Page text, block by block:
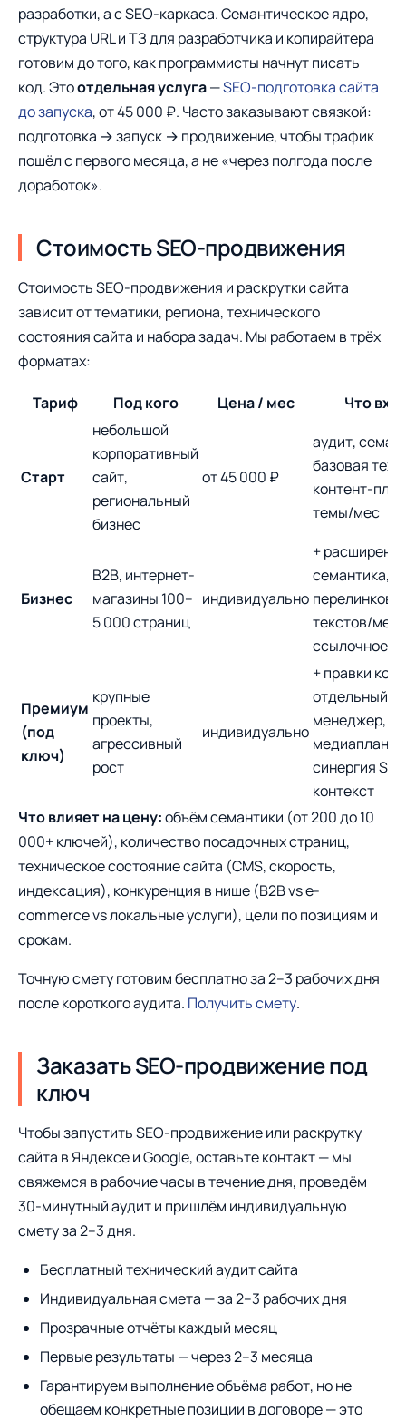
разработки, а с SEO-каркаса. Семантическое ядро,
структура URL и ТЗ для разработчика и копирайтера
готовим до того, как программисты начнут писать
код. Этоотдельная услуга—SEO-подготовка сайта
до запуска, от 45 000 ₽. Часто заказывают связкой:
подготовка → запуск → продвижение, чтобы трафик
пошёл с первого месяца, а не «через полгода после
доработок».
Стоимость SEO-продвижения
Стоимость SEO-продвижения и раскрутки сайта
зависит от тематики, региона, технического
состояния сайта и набора задач. Мы работаем в трёх
форматах:
Тариф Под кого Цена / мес Что
Старт
небольшой
корпоративный
сайт,
региональный
бизнес
от 45 000 ₽
аудит,
базовая
контент-
темы/мес
Бизнес
B2B, интернет-
магазины 100–
5 000 страниц
индивидуально
+
семантика,
текстов/мес,
ссылочное
Премиум
(под
ключ)
крупные
проекты,
агрессивный
рост
индивидуально
+ правки
отдельный
менеджер,
синергия
контекст
Что влияет на цену:объём семантики (от 200 до 10
000+ ключей), количество посадочных страниц,
техническое состояние сайта (CMS, скорость,
индексация), конкуренция в нише (B2B vs e-
commerce vs локальные услуги), цели по позициям и
срокам.
Точную смету готовим бесплатно за 2–3 рабочих дня
после короткого аудита. Получить смету.
Заказать SEO-продвижение под
ключ
Чтобы запустить SEO-продвижение или раскрутку
сайта в Яндексе и Google, оставьте контакт — мы
свяжемся в рабочие часы в течение дня, проведём
30-минутный аудит и пришлём индивидуальную
смету за 2–3 дня.
Бесплатный технический аудит сайта
Индивидуальная смета — за 2–3 рабочих дня
Прозрачные отчёты каждый месяц
Первые результаты — через 2–3 месяца
Гарантируем выполнение объёма работ, но не
обещаем конкретные позиции в договоре — это